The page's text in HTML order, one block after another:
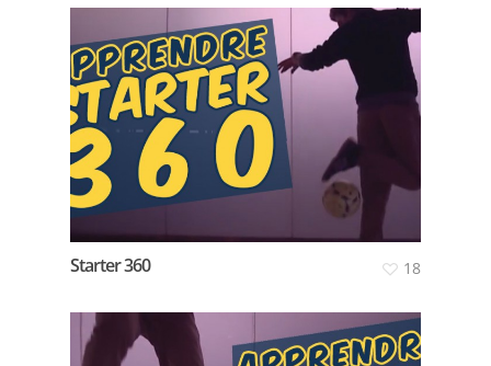
Starter 360 18